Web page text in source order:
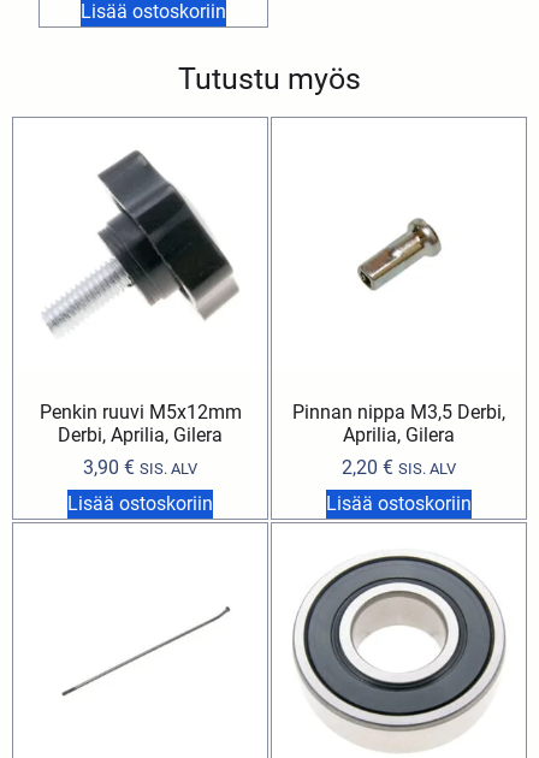
Lisää ostoskoriin
Tutustu myös
Penkin ruuvi M5x12mm
Derbi, Aprilia, Gilera
3,90 € SIS. ALV
Lisää ostoskoriin
Pinnan nippa M3,5 Derbi,
Aprilia, Gilera
2,20 € SIS. ALV
Lisää ostoskoriin